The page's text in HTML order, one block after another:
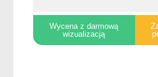
Wycena z darmową
wizualizacją